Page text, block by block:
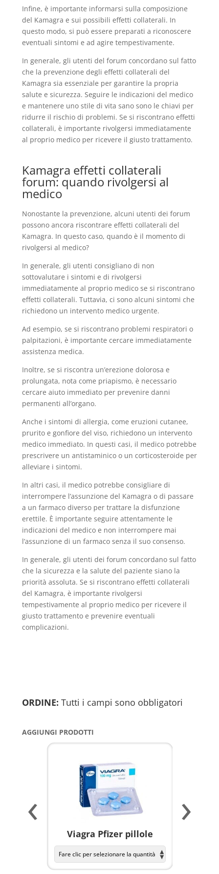
Infine, è importante informarsi sulla composizione
del Kamagra e sui possibili effetti collaterali. In
questo modo, si può essere preparati a riconoscere
eventuali sintomi e ad agire tempestivamente.
In generale, gli utenti del forum concordano sul fatto
che la prevenzione degli effetti collaterali del
Kamagra sia essenziale per garantire la propria
salute e sicurezza. Seguire le indicazioni del medico
e mantenere uno stile di vita sano sono le chiavi per
ridurre il rischio di problemi. Se si riscontrano effetti
collaterali, è importante rivolgersi immediatamente
al proprio medico per ricevere il giusto trattamento.
Kamagra effetti collaterali
forum: quando rivolgersi al
medico
Nonostante la prevenzione, alcuni utenti dei forum
possono ancora riscontrare effetti collaterali del
Kamagra. In questo caso, quando è il momento di
rivolgersi al medico?
In generale, gli utenti consigliano di non
sottovalutare i sintomi e di rivolgersi
immediatamente al proprio medico se si riscontrano
effetti collaterali. Tuttavia, ci sono alcuni sintomi che
richiedono un intervento medico urgente.
Ad esempio, se si riscontrano problemi respiratori o
palpitazioni, è importante cercare immediatamente
assistenza medica.
Inoltre, se si riscontra un’erezione dolorosa e
prolungata, nota come priapismo, è necessario
cercare aiuto immediato per prevenire danni
permanenti all’organo.
Anche i sintomi di allergia, come eruzioni cutanee,
prurito e gonfiore del viso, richiedono un intervento
medico immediato. In questi casi, il medico potrebbe
prescrivere un antistaminico o un corticosteroide per
alleviare i sintomi.
In altri casi, il medico potrebbe consigliare di
interrompere l’assunzione del Kamagra o di passare
a un farmaco diverso per trattare la disfunzione
erettile. È importante seguire attentamente le
indicazioni del medico e non interrompere mai
l’assunzione di un farmaco senza il suo consenso.
In generale, gli utenti dei forum concordano sul fatto
che la sicurezza e la salute del paziente siano la
priorità assoluta. Se si riscontrano effetti collaterali
del Kamagra, è importante rivolgersi
tempestivamente al proprio medico per ricevere il
giusto trattamento e prevenire eventuali
complicazioni.
ORDINE: Tutti i campi sono obbligatori
AGGIUNGI PRODOTTI
Viagra Pfizer pillole
‹ ›